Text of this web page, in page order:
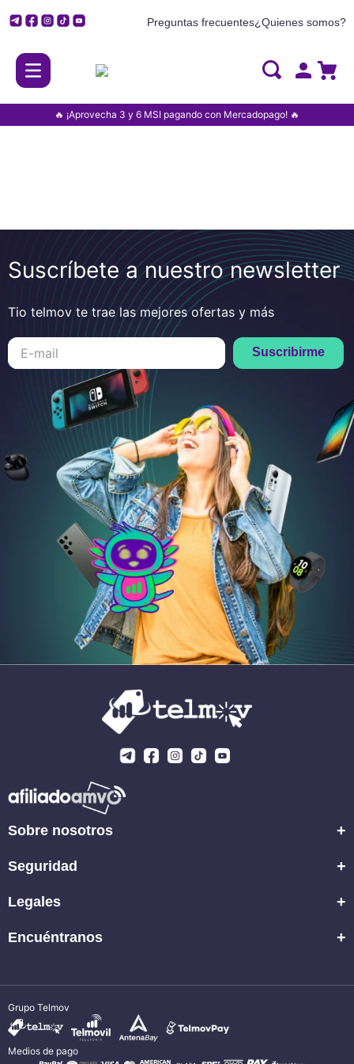
Preguntas frecuentes¿Quienes somos?
🔥 ¡Aprovecha 3 y 6 MSI pagando con Mercadopago! 🔥
Suscríbete a nuestro newsletter
Tio telmov te trae las mejores ofertas y más
Suscribirme
Sobre nosotros +
Seguridad +
Legales +
Encuéntranos +